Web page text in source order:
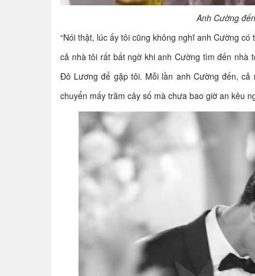
Anh Cường
“Nói thật, lúc ấy tôi cũng không nghĩ anh Cường
cả nhà tôi rất bất ngờ khi anh Cường tìm đến
Đô Lương để gặp tôi. Mỗi lần anh Cường đến,
chuyển mấy trăm cây số mà chưa bao giờ an kêu